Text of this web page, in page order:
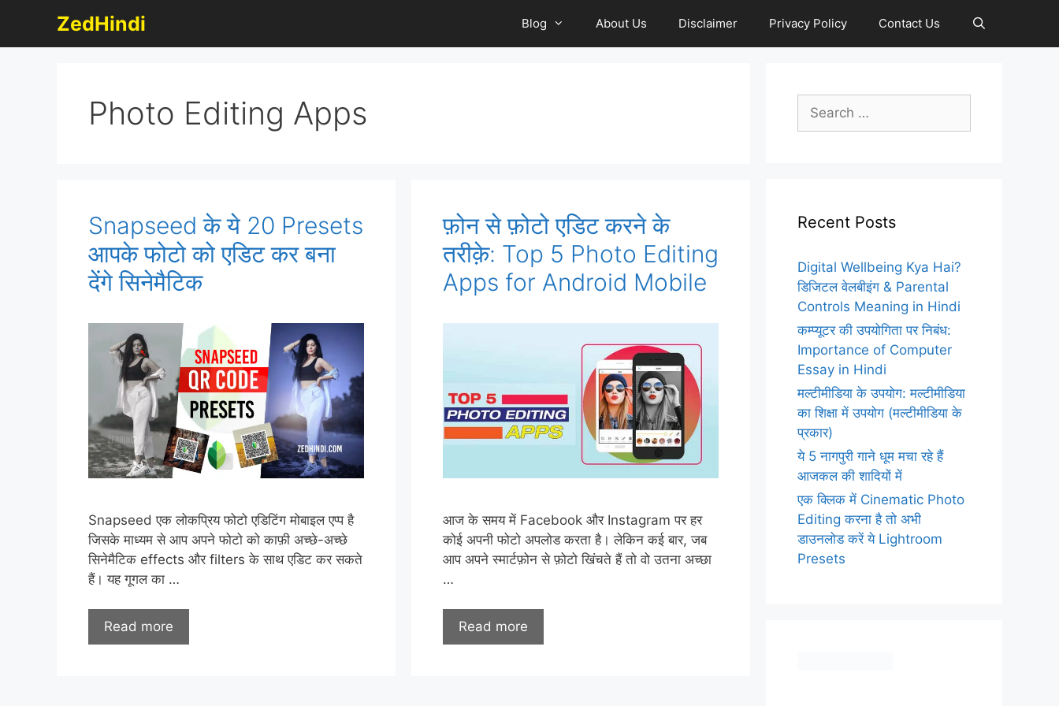
content
ZedHindi Blog About Us Disclaimer Privacy Policy Contact Us
Photo Editing Apps
Snapseed के ये 20 Presets
आपके फोटो को एडिट कर बना
देंगे सिनेमैटिक
Snapseed एक लोकप्रिय फोटो एडिटिंग मोबाइल एप्प है
जिसके माध्यम से आप अपने फोटो को काफ़ी अच्छे-अच्छे
सिनेमैटिक effects और filters के साथ एडिट कर सकते
हैं। यह गूगल का …
Read more
फ़ोन से फ़ोटो एडिट करने के
तरीक़े: Top 5 Photo Editing
Apps for Android Mobile
आज के समय में Facebook और Instagram पर हर
कोई अपनी फोटो अपलोड करता है। लेकिन कई बार, जब
आप अपने स्मार्टफ़ोन से फ़ोटो खिंचते हैं तो वो उतना अच्छा
…
Read more
Search
for:
Recent Posts
Digital Wellbeing Kya Hai?
डिजिटल वेलबीइंग & Parental
Controls Meaning in Hindi
कम्प्यूटर की उपयोगिता पर निबंध:
Importance of Computer
Essay in Hindi
मल्टीमीडिया के उपयोग: मल्टीमीडिया
का शिक्षा में उपयोग (मल्टीमीडिया के
प्रकार)
ये 5 नागपुरी गाने धूम मचा रहे हैं
आजकल की शादियों में
एक क्लिक में Cinematic Photo
Editing करना है तो अभी
डाउनलोड करें ये Lightroom
Presets